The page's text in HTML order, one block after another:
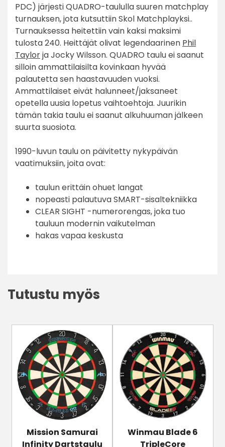
PDC) järjesti QUADRO-taululla suuren matchplay
turnauksen, jota kutsuttiin Skol Matchplayksi..
Turnauksessa heitettiin vain kaksi maksimi
tulosta 240. Heittäjät olivat legendaarinen Phil
Taylorja Jocky Wilsson. QUADRO taulu ei saanut
silloin ammattilaisilta kovinkaan hyvää
palautetta sen haastavuuden vuoksi.
Ammattilaiset eivät halunneet/jaksaneet
opetella uusia lopetus vaihtoehtoja. Juurikin
tämän takia taulu ei saanut alkuhuuman jälkeen
suurta suosiota.
1990-luvun taulu on päivitetty nykypäivän
vaatimuksiin, joita ovat:
taulun erittäin ohuet langat
nopeasti palautuva SMART-sisaltekniikka
CLEAR SIGHT -numerorengas, joka tuo
tauluun modernin vaikutelman
hakas vapaa keskusta
Tutustu myös
Mission Samurai
Infinity Dartstaulu
Winmau Blade 6
TripleCore